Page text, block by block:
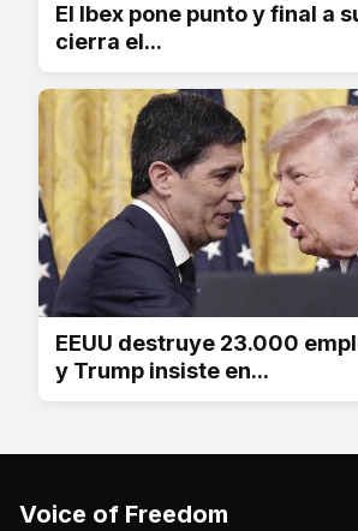
El Ibex pone punto y final a
cierra el...
EEUU destruye 23.000
y Trump insiste en...
Voice of Freedom